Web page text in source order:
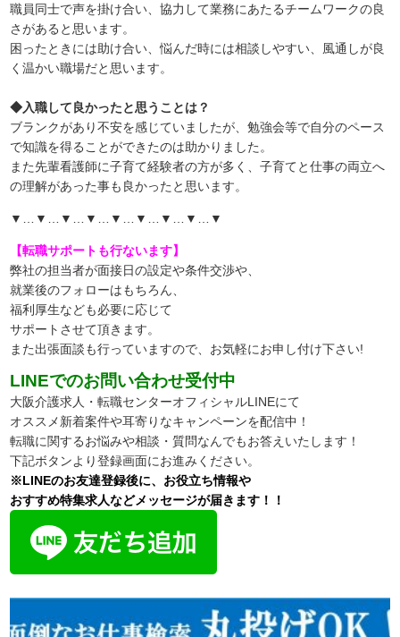
職員同士で声を掛け合い、協力して業務にあたるチームワークの良
さがあると思います。
困ったときには助け合い、悩んだ時には相談しやすい、風通しが良
く温かい職場だと思います。
◆入職して良かったと思うことは？
ブランクがあり不安を感じていましたが、勉強会等で自分のペース
で知識を得ることができたのは助かりました。
また先輩看護師に子育て経験者の方が多く、子育てと仕事の両立へ
の理解があった事も良かったと思います。
▼…▼…▼…▼…▼…▼…▼…▼…▼
【転職サポートも行ないます】
弊社の担当者が面接日の設定や条件交渉や、
就業後のフォローはもちろん、
福利厚生なども必要に応じて
サポートさせて頂きます。
また出張面談も行っていますので、 お気軽にお申し付け下さい!
LINEでのお問い合わせ受付中
大阪介護求人・転職センターオフィシャルLINEにて
オススメ新着案件や耳寄りなキャンペーンを配信中！
転職に関するお悩みや相談・質問なんでもお答えいたします！
下記ボタンより登録画面にお進みください。
※LINEのお友達登録後に、お役立ち情報や
おすすめ特集求人などメッセージが届きます！！